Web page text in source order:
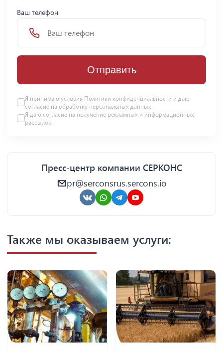
Ваш телефон
Отправить
Я принимаю условия Политики конфиденциальности и даю
согласие на обработку персональных данных.
Я даю согласие на получение рекламных и информационных
рассылок.
Пресс-центр компании СЕРКОНС
pr@serconsrus.sercons.io
Также мы оказываем услуги: